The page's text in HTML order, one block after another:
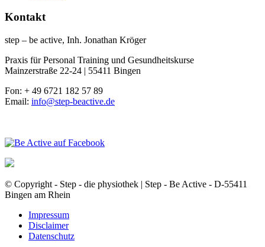
Kontakt
step – be active, Inh. Jonathan Kröger
Praxis für Personal Training und Gesundheitskurse
Mainzerstraße 22-24 | 55411 Bingen
Fon: + 49 6721 182 57 89
Email: info@step-beactive.de
© Copyright - Step - die physiothek | Step - Be Active - D-55411
Bingen am Rhein
Impressum
Disclaimer
Datenschutz